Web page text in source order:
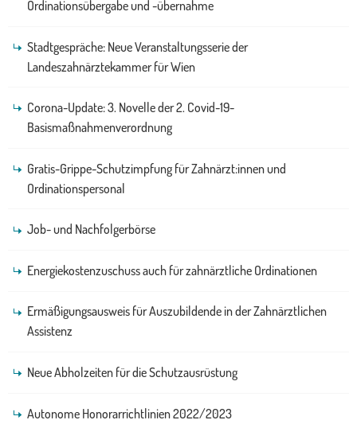
Ordinationsübergabe und -übernahme
Stadtgespräche: Neue Veranstaltungsserie der
Landeszahnärztekammer für Wien
Corona-Update: 3. Novelle der 2. Covid-19-
Basismaßnahmenverordnung
Gratis-Grippe-Schutzimpfung für Zahnärzt:innen und
Ordinationspersonal
Job- und Nachfolgerbörse
Energiekostenzuschuss auch für zahnärztliche Ordinationen
Ermäßigungsausweis für Auszubildende in der Zahnärztlichen
Assistenz
Neue Abholzeiten für die Schutzausrüstung
Autonome Honorarrichtlinien 2022/2023